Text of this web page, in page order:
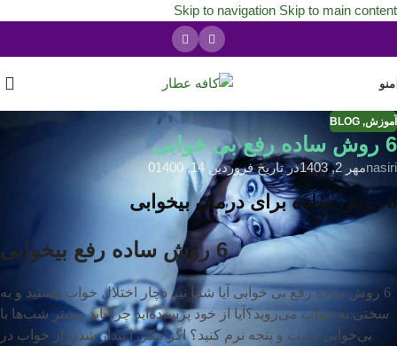
Skip to navigation Skip to main content
منو
آموزش,
BLOG
6 روش ساده رفع بی خوابی
nasiriمهر 2, 1403 در تاریخ فروردین 14, 1400 0
6 روش ساده برای درمان بیخوابی
6 روش ساده رفع بیخوابی
6 روش ساده رفع بی خوابی آیا شما نیز دچار اختلال خواب هستید و به
سختی به خواب می‌روید؟آیا از خود پرسیده‌اید چرا باید بیشترِ شب‌ها با
بی‌خوابی دست و پنجه نرم کنید؟ اگر مکررا بیدار شدن از خواب در